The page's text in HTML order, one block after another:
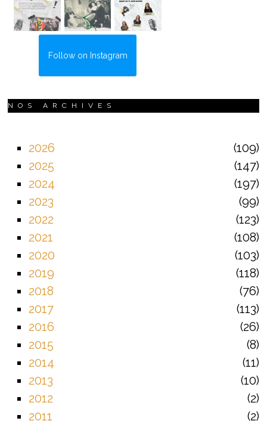
Follow on Instagram
NOS ARCHIVES
2026
109
2025
147
2024
197
2023
99
2022
123
2021
108
2020
103
2019
118
2018
76
2017
113
2016
26
2015
8
2014
11
2013
10
2012
2
2011
2